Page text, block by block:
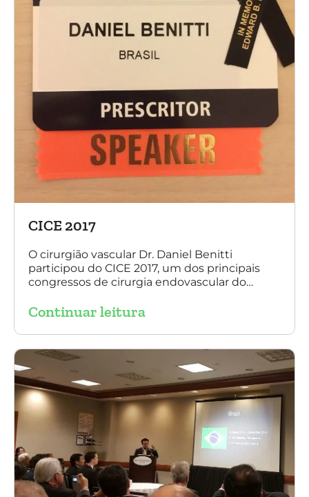
CICE 2017
O cirurgião vascular Dr. Daniel Benitti
participou do CICE 2017, um dos principais
congressos de cirurgia endovascular do
sobre a experiência brasileira no tratamento
multilayer. Mais de 200 pacientes operados
sem nenhum caso de paraplegia!
Continuar leitura